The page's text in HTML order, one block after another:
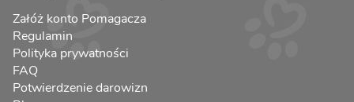
Załóż konto Pomagacza
Regulamin
Polityka prywatności
FAQ
Potwierdzenie darowizn